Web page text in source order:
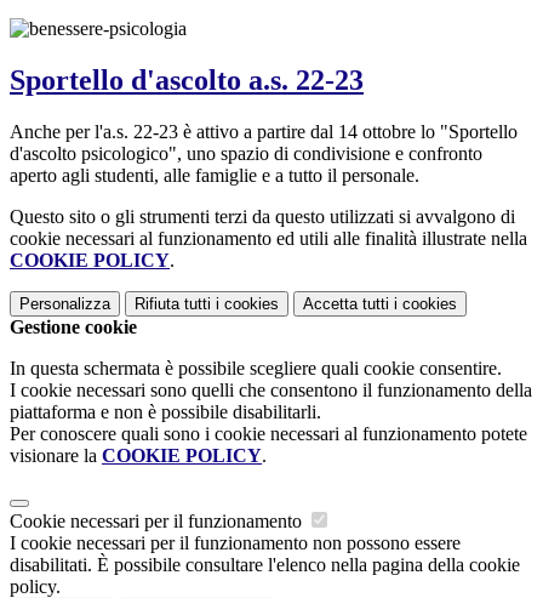
Sportello d'ascolto a.s. 22-23
Anche per l'a.s. 22-23 è attivo a partire dal 14 ottobre lo "Sportello
d'ascolto psicologico", uno spazio di condivisione e confronto
aperto agli studenti, alle famiglie e a tutto il personale.
Questo sito o gli strumenti terzi da questo utilizzati si avvalgono di
cookie necessari al funzionamento ed utili alle finalità illustrate nella
COOKIE POLICY.
Personalizza Rifiuta tutti i cookies Accetta tutti i cookies
Gestione cookie
In questa schermata è possibile scegliere quali cookie consentire.
I cookie necessari sono quelli che consentono il funzionamento della
piattaforma e non è possibile disabilitarli.
Per conoscere quali sono i cookie necessari al funzionamento potete
visionare la COOKIE POLICY.
Cookie necessari per il funzionamento
I cookie necessari per il funzionamento non possono essere
disabilitati. È possibile consultare l'elenco nella pagina della cookie
policy.